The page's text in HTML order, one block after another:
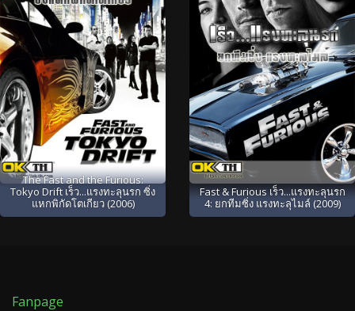
The Fast and the Furious:
Tokyo Drift เร็ว...แรงทะลุนรก ซิ่ง
แหกพิกัดโตเกียว (2006)
Fast & Furious เร็ว...แรงทะลุนรก
4: ยกทีมซิ่ง แรงทะลุไมล์ (2009)
Fanpage